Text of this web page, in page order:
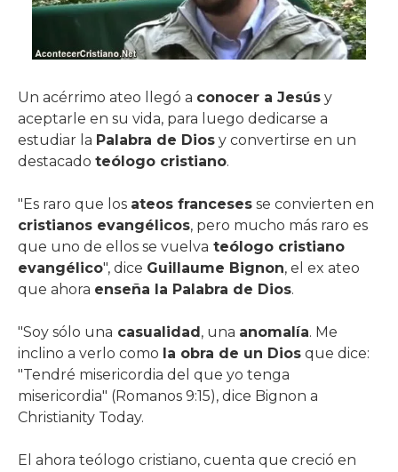
Un acérrimo ateo llegó a conocer a Jesús y
aceptarle en su vida, para luego dedicarse a
estudiar la Palabra de Dios y convertirse en un
destacado teólogo cristiano.
"Es raro que los ateos franceses se convierten en
cristianos evangélicos, pero mucho más raro es
que uno de ellos se vuelva teólogo cristiano
evangélico", dice Guillaume Bignon, el ex ateo
que ahora enseña la Palabra de Dios.
"Soy sólo una casualidad, una anomalía. Me
inclino a verlo como la obra de un Dios que dice:
"Tendré misericordia del que yo tenga
misericordia" (Romanos 9:15), dice Bignon a
Christianity Today.
El ahora teólogo cristiano, cuenta que creció en